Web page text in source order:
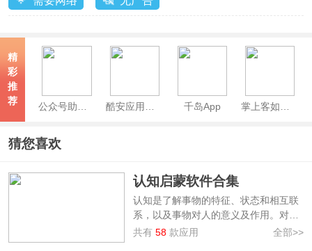
精
彩
推
荐
千岛App
猜您喜欢
认知启蒙软件合集
认知是了解事物的特征、状态和相互联
系，以及事物对人的意义及作用。对于
儿童而言，幼儿时期的认知能力会随着
共有58 款应用 全部>>